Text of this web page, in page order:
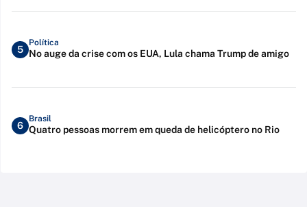
5
Política
No auge da crise com os EUA, Lula chama Trump de amigo
6
Brasil
Quatro pessoas morrem em queda de helicóptero no Rio